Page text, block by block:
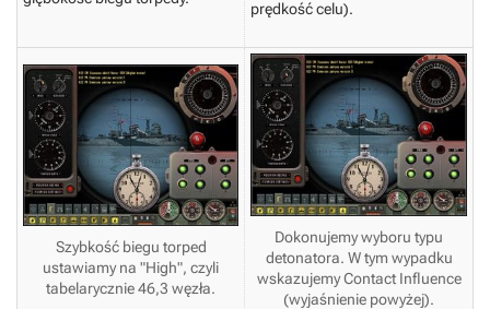
prędkość celu).
Szybkość biegu torped
ustawiamy na "High", czyli
tabelarycznie 46,3 węzła.
Dokonujemy wyboru typu
detonatora. W tym wypadku
wskazujemy Contact Influence
(wyjaśnienie powyżej).